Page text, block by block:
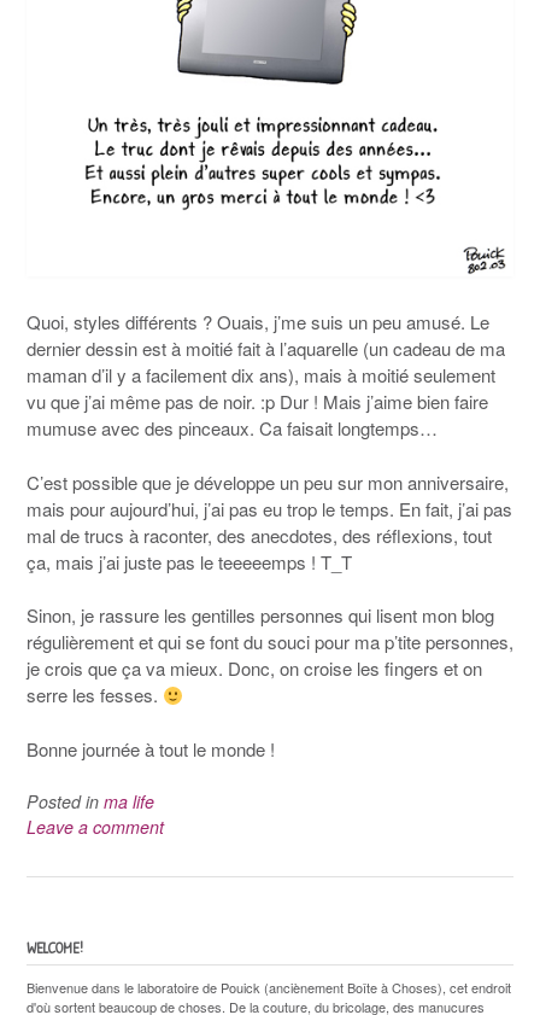
Quoi, styles différents ? Ouais, j’me suis un peu amusé. Le
dernier dessin est à moitié fait à l’aquarelle (un cadeau de ma
maman d’il y a facilement dix ans), mais à moitié seulement
vu que j’ai même pas de noir. :p Dur ! Mais j’aime bien faire
mumuse avec des pinceaux. Ca faisait longtemps…
C’est possible que je développe un peu sur mon anniversaire,
mais pour aujourd’hui, j’ai pas eu trop le temps. En fait, j’ai pas
mal de trucs à raconter, des anecdotes, des réflexions, tout
ça, mais j’ai juste pas le teeeeemps ! T_T
Sinon, je rassure les gentilles personnes qui lisent mon blog
régulièrement et qui se font du souci pour ma p’tite personnes,
je crois que ça va mieux. Donc, on croise les fingers et on
serre les fesses.
Bonne journée à tout le monde !
Posted in ma life
Leave a comment
WELCOME!
Bienvenue dans le laboratoire de Pouick (anciènement Boîte à Choses), cet endroit
d'où sortent beaucoup de choses. De la couture, du bricolage, des manucures